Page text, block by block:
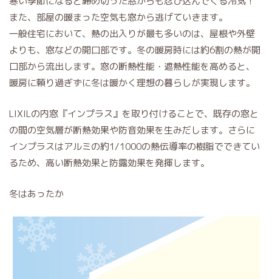
また、部屋の暖まった空気も窓から逃げていきます。
一般住宅において、熱の出入りが最も多いのは、屋根や外壁
よりも、窓などの開口部です。冬の暖房時には約6割の熱が開
口部から流出します。窓の断熱性能・遮熱性能を高めると、
暖房に頼り過ぎずに冬は暖かく理想の暮らしが実現します。
LIXILの内窓『インプラス』を取り付けることで、既存の窓と
の間の空気層が断熱効果や防音効果を生みだします。さらに
インプラスはアルミの約1/1000の熱伝導率の樹脂でできてい
るため、高い断熱効果と防露効果を発揮します。
冬はあったか